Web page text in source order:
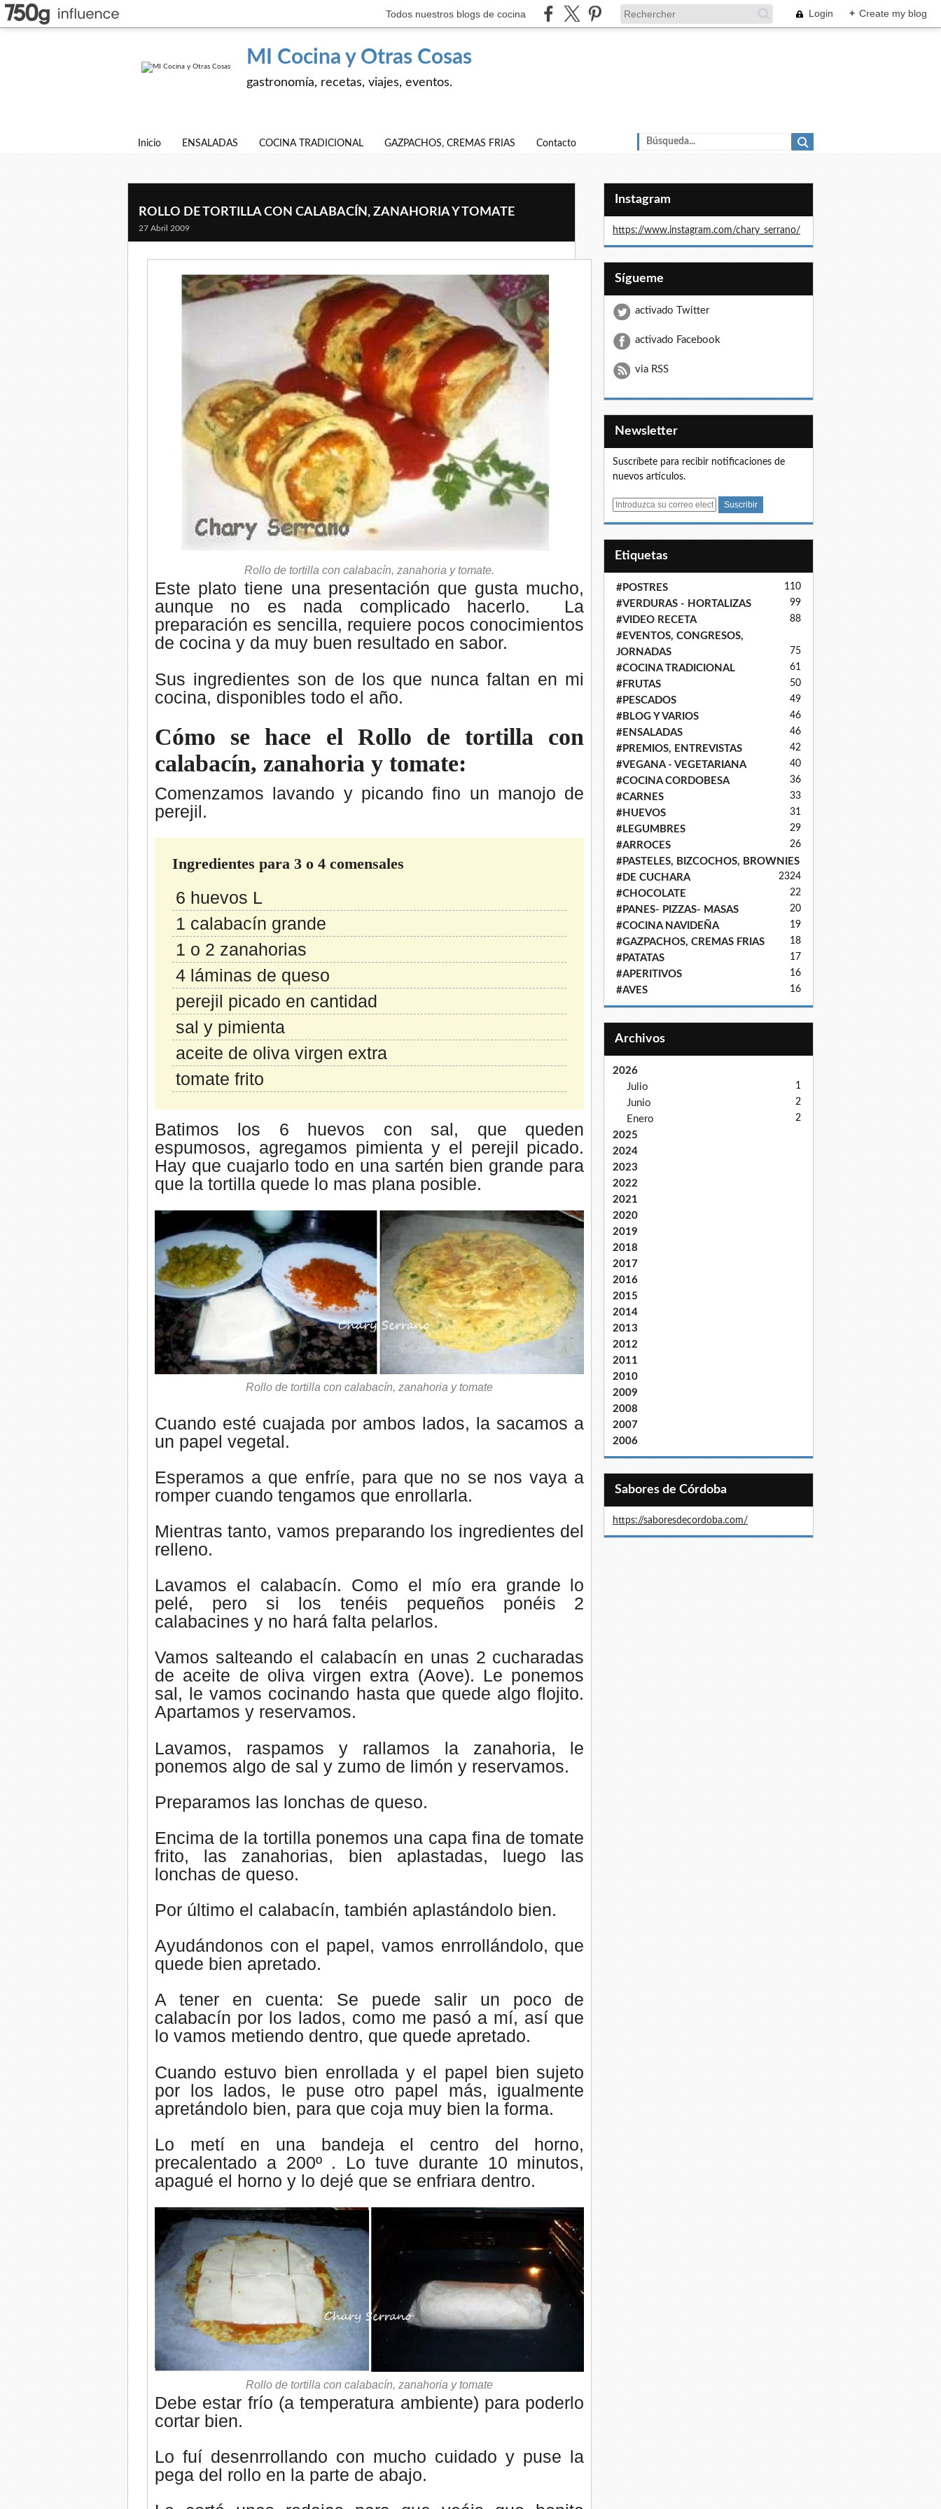
Todos nuestros blogs de cocina Login + Create my blog
MI Cocina y Otras Cosas
gastronomía, recetas, viajes, eventos.
Inicio ENSALADAS COCINA TRADICIONAL GAZPACHOS, CREMAS FRIAS Contacto
ROLLO DE TORTILLA CON CALABACÍN, ZANAHORIA Y TOMATE
27 Abril 2009
Rollo de tortilla con calabacín, zanahoria y tomate.
Este plato tiene una presentación que gusta mucho,
aunque no es nada complicado hacerlo. La
preparación es sencilla, requiere pocos conocimientos
de cocina y da muy buen resultado en sabor.
Sus ingredientes son de los que nunca faltan en mi
cocina, disponibles todo el año.
Cómo se hace el Rollo de tortilla con
calabacín, zanahoria y tomate:
Comenzamos lavando y picando fino un manojo de
perejil.
Ingredientes para 3 o 4 comensales
6 huevos L
1 calabacín grande
1 o 2 zanahorias
4 láminas de queso
perejil picado en cantidad
sal y pimienta
aceite de oliva virgen extra
tomate frito
Batimos los 6 huevos con sal, que queden
espumosos, agregamos pimienta y el perejil picado.
Hay que cuajarlo todo en una sartén bien grande para
que la tortilla quede lo mas plana posible.
Rollo de tortilla con calabacín, zanahoria y tomate
Cuando esté cuajada por ambos lados, la sacamos a
un papel vegetal.
Esperamos a que enfríe, para que no se nos vaya a
romper cuando tengamos que enrollarla.
Mientras tanto, vamos preparando los ingredientes del
relleno.
Lavamos el calabacín. Como el mío era grande lo
pelé, pero si los tenéis pequeños ponéis 2
calabacines y no hará falta pelarlos.
Vamos salteando el calabacín en unas 2 cucharadas
de aceite de oliva virgen extra (Aove). Le ponemos
sal, le vamos cocinando hasta que quede algo flojito.
Apartamos y reservamos.
Lavamos, raspamos y rallamos la zanahoria, le
ponemos algo de sal y zumo de limón y reservamos.
Preparamos las lonchas de queso.
Encima de la tortilla ponemos una capa fina de tomate
frito, las zanahorias, bien aplastadas, luego las
lonchas de queso.
Por último el calabacín, también aplastándolo bien.
Ayudándonos con el papel, vamos enrrollándolo, que
quede bien apretado.
A tener en cuenta: Se puede salir un poco de
calabacín por los lados, como me pasó a mí, así que
lo vamos metiendo dentro, que quede apretado.
Cuando estuvo bien enrollada y el papel bien sujeto
por los lados, le puse otro papel más, igualmente
apretándolo bien, para que coja muy bien la forma.
Lo metí en una bandeja el centro del horno,
precalentado a 200º . Lo tuve durante 10 minutos,
apagué el horno y lo dejé que se enfriara dentro.
Rollo de tortilla con calabacín, zanahoria y tomate
Debe estar frío (a temperatura ambiente) para poderlo
cortar bien.
Lo fuí desenrrollando con mucho cuidado y puse la
pega del rollo en la parte de abajo.
Instagram
https://www.instagram.com/chary_serrano/
Sígueme
activado Twitter
activado Facebook
via RSS
Newsletter
Suscríbete para recibir notificaciones de
nuevos artículos.
E
Etiquetas
#POSTRES 110
#VERDURAS - HORTALIZAS 99
#VIDEO RECETA 88
#EVENTOS, CONGRESOS,
JORNADAS
75
#COCINA TRADICIONAL 61
#FRUTAS 50
#PESCADOS 49
#BLOG Y VARIOS 46
#ENSALADAS 46
#PREMIOS, ENTREVISTAS 42
#VEGANA - VEGETARIANA 40
#COCINA CORDOBESA 36
#CARNES 33
#HUEVOS 31
#LEGUMBRES 29
#ARROCES 26
#PASTELES, BIZCOCHOS, BROWNIES
24
#DE CUCHARA 23
#CHOCOLATE 22
#PANES- PIZZAS- MASAS 20
#COCINA NAVIDEÑA 19
#GAZPACHOS, CREMAS FRIAS 18
#PATATAS 17
#APERITIVOS 16
#AVES 16
Archivos
2026
Julio
1
Junio 2
Enero 2
2025
2024
2023
2022
2021
2020
2019
2018
2017
2016
2015
2014
2013
2012
2011
2010
2009
2008
2007
2006
Sabores de Córdoba
https://saboresdecordoba.com/